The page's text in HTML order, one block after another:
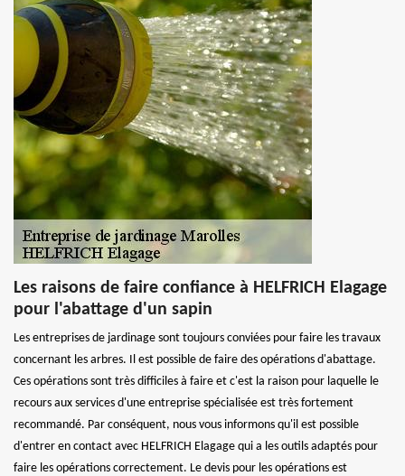
Les raisons de faire confiance à HELFRICH Elagage
pour l'abattage d'un sapin
Les entreprises de jardinage sont toujours conviées pour faire les travaux
concernant les arbres. Il est possible de faire des opérations d'abattage.
Ces opérations sont très difficiles à faire et c'est la raison pour laquelle le
recours aux services d'une entreprise spécialisée est très fortement
recommandé. Par conséquent, nous vous informons qu'il est possible
d'entrer en contact avec HELFRICH Elagage qui a les outils adaptés pour
faire les opérations correctement. Le devis pour les opérations est